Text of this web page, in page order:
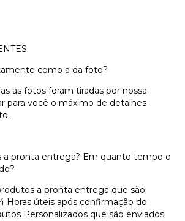
como a da foto?
as fotos foram tiradas por nossa
para você o máximo de detalhes
a pronta entrega? Em quanto tempo o
a pronta entrega que são
Horas úteis após confirmação do
Personalizados que são enviados